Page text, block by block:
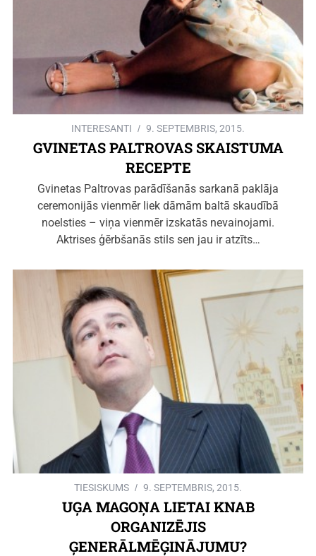
INTERESANTI 9. SEPTEMBRIS, 2015.
GVINETAS PALTROVAS SKAISTUMA
RECEPTE
Gvinetas Paltrovas parādīšanās sarkanā paklāja
ceremonijās vienmēr liek dāmām baltā skaudībā
noelsties – viņa vienmēr izskatās nevainojami.
Aktrises ģērbšanās stils sen jau ir atzīts…
TIESISKUMS 9. SEPTEMBRIS, 2015.
UĢA MAGOŅA LIETAI KNAB
ORGANIZĒJIS
ĢENERĀLMĒĢINĀJUMU?